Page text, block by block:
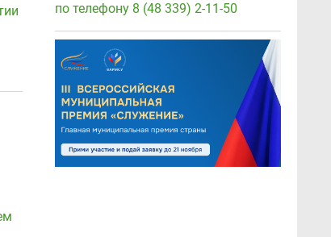
по телефону 8 (48 339) 2-11-50